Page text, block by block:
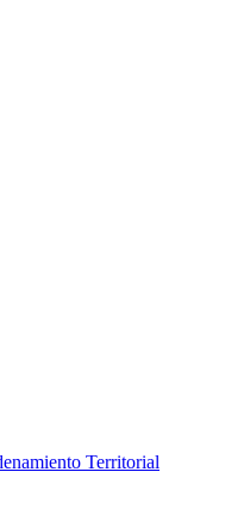
Territorial